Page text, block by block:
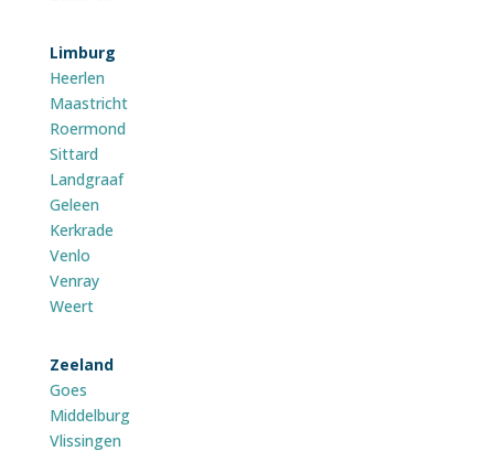
Limburg
Heerlen
Maastricht
Roermond
Sittard
Landgraaf
Geleen
Kerkrade
Venlo
Venray
Weert
Zeeland
Goes
Middelburg
Vlissingen